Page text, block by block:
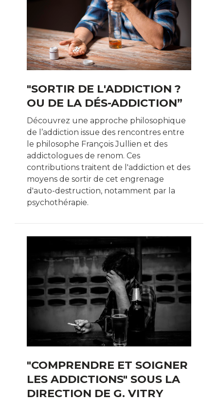
"SORTIR DE L'ADDICTION ?
OU DE LA DÉS-ADDICTION”
Découvrez une approche philosophique
de l’addiction issue des rencontres entre
le philosophe François Jullien et des
addictologues de renom. Ces
contributions traitent de l'addiction et des
moyens de sortir de cet engrenage
d'auto-destruction, notamment par la
psychothérapie.
"COMPRENDRE ET SOIGNER
LES ADDICTIONS" SOUS LA
DIRECTION DE G. VITRY